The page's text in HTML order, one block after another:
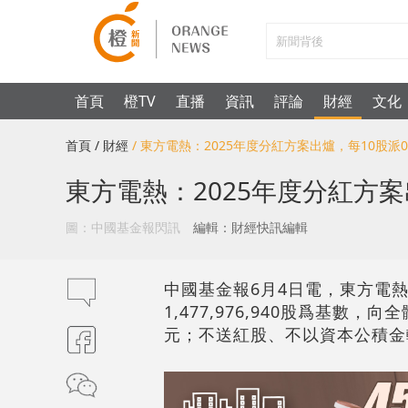
首頁 橙TV 直播 資訊 評論 財經 文化
首頁 / 財經 / 東方電熱：2025年度分紅方案出爐，每10股派
東方電熱：2025年度分紅方
圖：中國基金報閃訊 編輯：財經快訊編輯
中國基金報6月4日電，東方電
1,477,976,940股爲基數，向
元；不送紅股、不以資本公積